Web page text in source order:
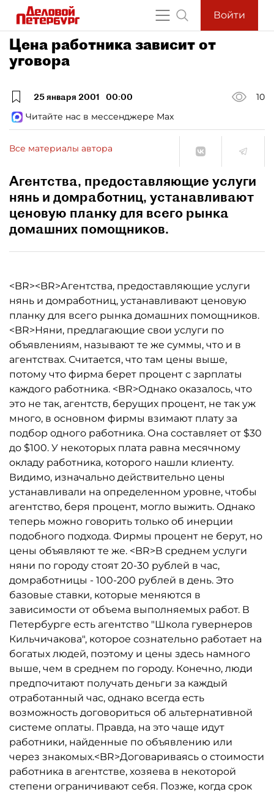
Войти
Цена работника зависит от
уговора
25 января 2001 00:00
10
Читайте нас в мессенджере Max
Все материалы автора
Агентства, предоставляющие услуги
нянь и домработниц, устанавливают
ценовую планку для всего рынка
домашних помощников.
<BR><BR>Агентства, предоставляющие услуги
нянь и домработниц, устанавливают ценовую
планку для всего рынка домашних помощников.
<BR>Няни, предлагающие свои услуги по
объявлениям, называют те же суммы, что и в
агентствах. Считается, что там цены выше,
потому что фирма берет процент с зарплаты
каждого работника. <BR>Однако оказалось, что
это не так, агентств, берущих процент, не так уж
много, в основном фирмы взимают плату за
подбор одного работника. Она составляет от $30
до $100. У некоторых плата равна месячному
окладу работника, которого нашли клиенту.
Видимо, изначально действительно цены
устанавливали на определенном уровне, чтобы
агентство, беря процент, могло выжить. Однако
теперь можно говорить только об инерции
подобного подхода. Фирмы процент не берут, но
цены объявляют те же. <BR>В среднем услуги
няни по городу стоят 20-30 рублей в час,
домработницы - 100-200 рублей в день. Это
базовые ставки, которые меняются в
зависимости от объема выполняемых работ. В
Петербурге есть агентство "Школа гувернеров
Кильчичакова", которое сознательно работает на
богатых людей, поэтому и цены здесь намного
выше, чем в среднем по городу. Конечно, люди
предпочитают получать деньги за каждый
отработанный час, однако всегда есть
возможность договориться об альтернативной
системе оплаты. Правда, на это чаще идут
работники, найденные по объявлению или
через знакомых.<BR>Договариваясь о стоимости
работника в агентстве, хозяева в некоторой
степени ограничивают себя. Позже, когда срок